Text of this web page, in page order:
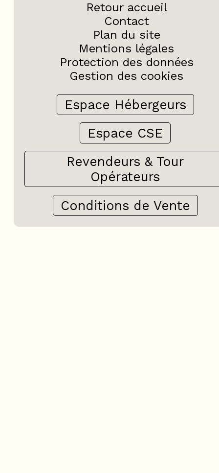
Retour accueil
Contact
Plan du site
Mentions légales
Protection des données
Gestion des cookies
Espace Hébergeurs
Espace CSE
Revendeurs & Tour
Opérateurs
Conditions de Vente